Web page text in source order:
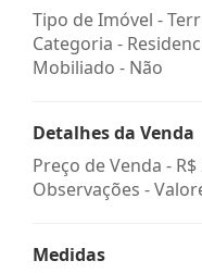
Tipo de Imóvel -
Categoria -
Mobiliado - Não
Detalhes da Venda
Preço de Venda -
Observações -
Medidas